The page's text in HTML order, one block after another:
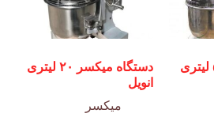
دستگاه میکسر ۵ لیتری
دستگاه میکسر ۲۰ لیتری
انویل
میکسر